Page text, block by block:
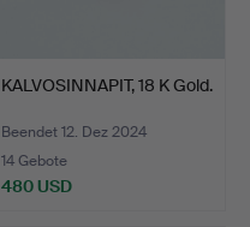
KALVOSINNAPIT, 18 K Gold.
Beendet 12. Dez 2024
14 Gebote
480 USD